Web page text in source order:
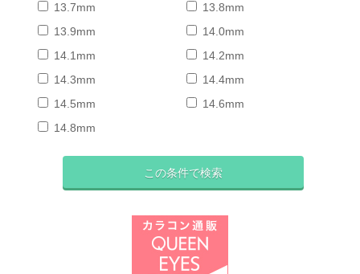
13.7mm
13.8mm
13.9mm
14.0mm
14.1mm
14.2mm
14.3mm
14.4mm
14.5mm
14.6mm
14.8mm